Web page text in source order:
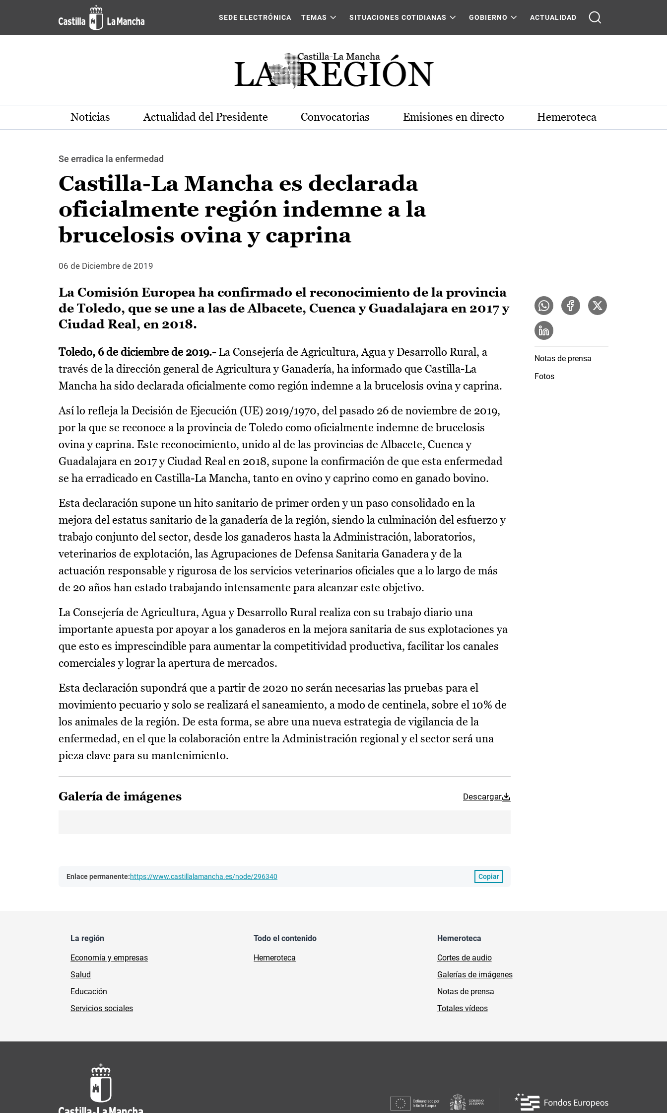
Pasar al contenido principal
SEDE ELECTRÓNICA TEMAS SITUACIONES COTIDIANAS GOBIERNO ACTUALIDAD
Noticias Actualidad del Presidente Convocatorias Emisiones en directo Hemeroteca
Se erradica la enfermedad
Castilla-La Mancha es declarada
oficialmente región indemne a la
brucelosis ovina y caprina
06 de Diciembre de 2019
La Comisión Europea ha confirmado el reconocimiento de la provincia
de Toledo, que se une a las de Albacete, Cuenca y Guadalajara en 2017 y
Ciudad Real, en 2018.
Toledo, 6 de diciembre de 2019.-La Consejería de Agricultura, Agua y Desarrollo Rural, a
través de la dirección general de Agricultura y Ganadería, ha informado que Castilla-La
Mancha ha sido declarada oficialmente como región indemne a la brucelosis ovina y caprina.
Así lo refleja la Decisión de Ejecución (UE) 2019/1970, del pasado 26 de noviembre de 2019,
por la que se reconoce a la provincia de Toledo como oficialmente indemne de brucelosis
ovina y caprina. Este reconocimiento, unido al de las provincias de Albacete, Cuenca y
Guadalajara en 2017 y Ciudad Real en 2018, supone la confirmación de que esta enfermedad
se ha erradicado en Castilla-La Mancha, tanto en ovino y caprino como en ganado bovino.
Esta declaración supone un hito sanitario de primer orden y un paso consolidado en la
mejora del estatus sanitario de la ganadería de la región, siendo la culminación del esfuerzo y
trabajo conjunto del sector, desde los ganaderos hasta la Administración, laboratorios,
veterinarios de explotación, las Agrupaciones de Defensa Sanitaria Ganadera y de la
actuación responsable y rigurosa de los servicios veterinarios oficiales que a lo largo de más
de 20 años han estado trabajando intensamente para alcanzar este objetivo.
La Consejería de Agricultura, Agua y Desarrollo Rural realiza con su trabajo diario una
importante apuesta por apoyar a los ganaderos en la mejora sanitaria de sus explotaciones ya
que esto es imprescindible para aumentar la competitividad productiva, facilitar los canales
comerciales y lograr la apertura de mercados.
Esta declaración supondrá que a partir de 2020 no serán necesarias las pruebas para el
movimiento pecuario y solo se realizará el saneamiento, a modo de centinela, sobre el 10% de
los animales de la región. De esta forma, se abre una nueva estrategia de vigilancia de la
enfermedad, en el que la colaboración entre la Administración regional y el sector será una
pieza clave para su mantenimiento.
Galería de imágenes Descargar
Enlace permanente:https://www.castillalamancha.es/node/296340 Copiar
Notas de prensa
Fotos
La región
Economía y empresas
Salud
Educación
Servicios sociales
Todo el contenido
Hemeroteca
Hemeroteca
Cortes de audio
Galerías de imágenes
Notas de prensa
Totales vídeos